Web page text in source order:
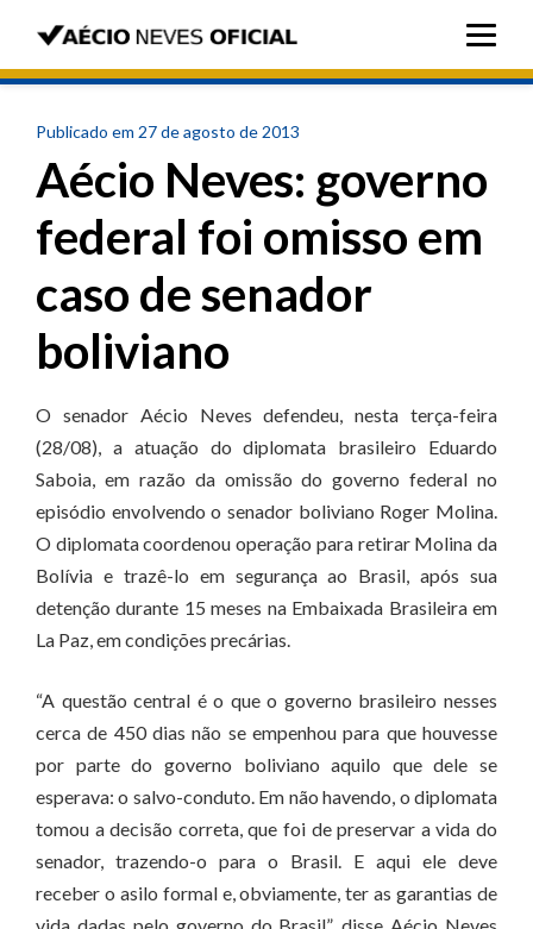
Publicado em 27 de agosto de 2013
Aécio Neves: governo
federal foi omisso em
caso de senador
boliviano
O senador Aécio Neves defendeu, nesta terça-feira
(28/08), a atuação do diplomata brasileiro Eduardo
Saboia, em razão da omissão do governo federal no
episódio envolvendo o senador boliviano Roger Molina.
O diplomata coordenou operação para retirar Molina da
Bolívia e trazê-lo em segurança ao Brasil, após sua
detenção durante 15 meses na Embaixada Brasileira em
La Paz, em condições precárias.
“A questão central é o que o governo brasileiro nesses
cerca de 450 dias não se empenhou para que houvesse
por parte do governo boliviano aquilo que dele se
esperava: o salvo-conduto. Em não havendo, o diplomata
tomou a decisão correta, que foi de preservar a vida do
senador, trazendo-o para o Brasil. E aqui ele deve
receber o asilo formal e, obviamente, ter as garantias de